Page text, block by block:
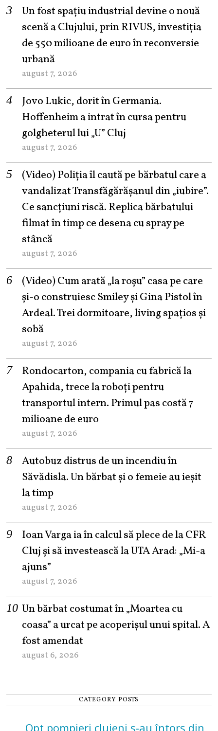
Un fost spațiu industrial devine o nouă
scenă a Clujului, prin RIVUS, investiția
de 550 milioane de euro în reconversie
urbană
august 7, 2026
Jovo Lukic, dorit în Germania.
Hoffenheim a intrat în cursa pentru
golgheterul lui „U” Cluj
august 7, 2026
(Video) Poliția îl caută pe bărbatul care a
vandalizat Transfăgărășanul din „iubire”.
Ce sancțiuni riscă. Replica bărbatului
filmat în timp ce desena cu spray pe
stâncă
august 7, 2026
(Video) Cum arată „la roşu” casa pe care
şi-o construiesc Smiley şi Gina Pistol în
Ardeal. Trei dormitoare, living spațios și
sobă
august 7, 2026
Rondocarton, compania cu fabrică la
Apahida, trece la roboți pentru
transportul intern. Primul pas costă 7
milioane de euro
august 7, 2026
Autobuz distrus de un incendiu în
Săvădisla. Un bărbat și o femeie au ieșit
la timp
august 7, 2026
Ioan Varga ia în calcul să plece de la CFR
Cluj și să investească la UTA Arad: „Mi-a
ajuns”
august 7, 2026
Un bărbat costumat în „Moartea cu
coasa” a urcat pe acoperișul unui spital. A
fost amendat
august 6, 2026
CATEGORY POSTS
Opt pompieri clujeni s-au întors din